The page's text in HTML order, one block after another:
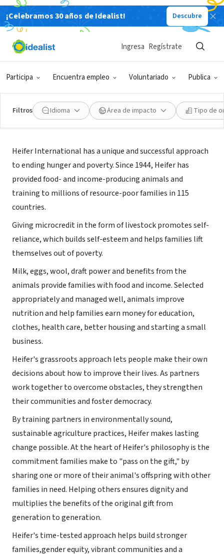
¡Celebramos 30 años de Idealist! Descubre
Participa Encuentra empleo Voluntariado Publica
Ingresa Regístrate
Filtros Idioma Área de impacto Tipo de
ORGANIZACIÓN SIN FIN DE LUCRO
Heifer International
Acerca de
Heifer International has a unique and successful approach
to ending hunger and poverty. Since 1944, Heifer has
provided food- and income-producing animals and
training to millions of resource-poor families in 115
countries.
Giving microcredit in the form of livestock promotes self-
reliance, which builds self-esteem and helps families lift
themselves out of poverty.
Milk, eggs, wool, draft power and benefits from the
animals provide families with food and income. Selected
appropriately and managed well, animals improve
nutrition and help families earn money for education,
clothes, health care, better housing and starting a small
business.
Heifer's grassroots approach lets people make their own
decisions about how to improve their lives. As partners
work together to overcome obstacles, they strengthen
their communities and foster democracy.
By training partners in environmentally sound,
sustainable agriculture practices, Heifer makes lasting
change possible. At the heart of Heifer's philosophy is the
commitment families make to "pass on the gift," by
sharing one or more of their animal's offspring with other
families in need. Helping others ensures dignity and
multiplies the benefits of the original gift from
generation to generation.
Heifer's time-tested approach helps build stronger
families,gender equity, vibrant communities and a